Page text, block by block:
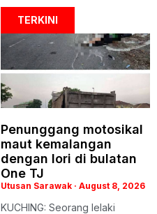
TERKINI
Penunggang motosikal
maut kemalangan
dengan lori di bulatan
One TJ
Utusan Sarawak August 8, 2026
KUCHING: Seorang lelaki